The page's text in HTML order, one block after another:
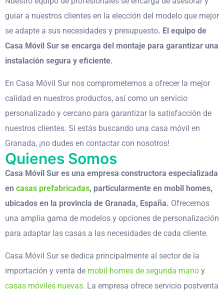
guiar a nuestros clientes en la elección del modelo que mejor
se adapte a sus necesidades y presupuesto. El equipo de
Casa Móvil Sur se encarga del montaje para garantizar una
instalación segura y eficiente.
En Casa Móvil Sur nos comprometemos a ofrecer la mejor
calidad en nuestros productos, así como un servicio
personalizado y cercano para garantizar la satisfacción de
nuestros clientes. Si estás buscando una casa móvil en
Granada, ¡no dudes en contactar con nosotros!
Quienes Somos
Casa Móvil Sur es una empresa constructora especializada
en casas prefabricadas, particularmente en mobil homes,
ubicados en la provincia de Granada, España. Ofrecemos
una amplia gama de modelos y opciones de personalización
para adaptar las casas a las necesidades de cada cliente.
Casa Móvil Sur se dedica principalmente al sector de la
importación y venta de mobil homes de segunda mano y
casas móviles nuevas. La empresa ofrece servicio postventa